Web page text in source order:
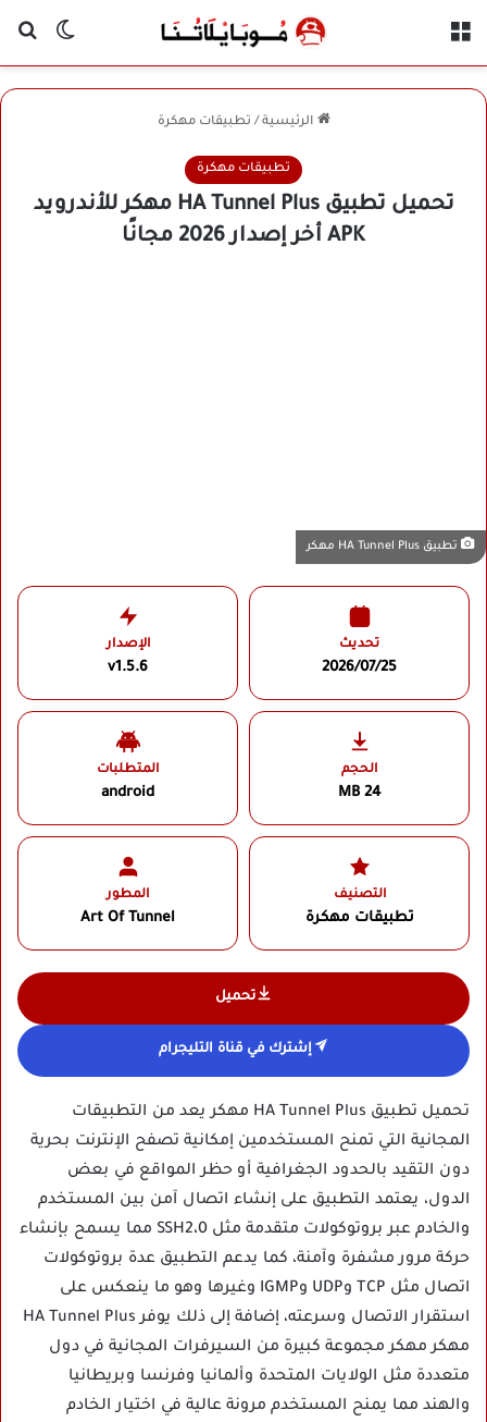
الوضع
الرئيسية / تطبيقات مهكرة
تطبيقات مهكرة
تحميل تطبيق HA Tunnel Plus مهكر للأندرويد
APK أخر إصدار 2026 مجانًا
تطبيق HA Tunnel Plus مهكر
تحديث
2026/07/25
الإصدار
v1.5.6
الحجم
24 MB
المتطلبات
android
التصنيف
تطبيقات مهكرة
المطور
Art Of Tunnel‏
تحميل
إشترك في قناة التليجرام
تحميل تطبيق HA Tunnel Plus مهكر يعد من التطبيقات
المجانية التي تمنح المستخدمين إمكانية تصفح الإنترنت بحرية
دون التقيد بالحدود الجغرافية أو حظر المواقع في بعض
الدول، يعتمد التطبيق على إنشاء اتصال آمن بين المستخدم
والخادم عبر بروتوكولات متقدمة مثل SSH2،0 مما يسمح بإنشاء
حركة مرور مشفرة وآمنة، كما يدعم التطبيق عدة بروتوكولات
اتصال مثل TCP وUDP وIGMP وغيرها وهو ما ينعكس على
استقرار الاتصال وسرعته، إضافة إلى ذلك يوفر HA Tunnel Plus
مهكر مهكر مجموعة كبيرة من السيرفرات المجانية في دول
متعددة مثل الولايات المتحدة وألمانيا وفرنسا وبريطانيا
والهند مما يمنح المستخدم مرونة عالية في اختيار الخادم